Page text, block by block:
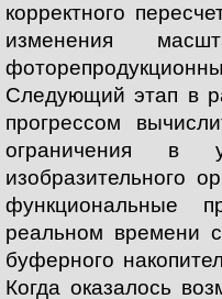
корректного
изменения
Следующий этап в
прогрессом
ограничения в
изобразительного
функциональные
реальном времени
буферного
Когда оказалось